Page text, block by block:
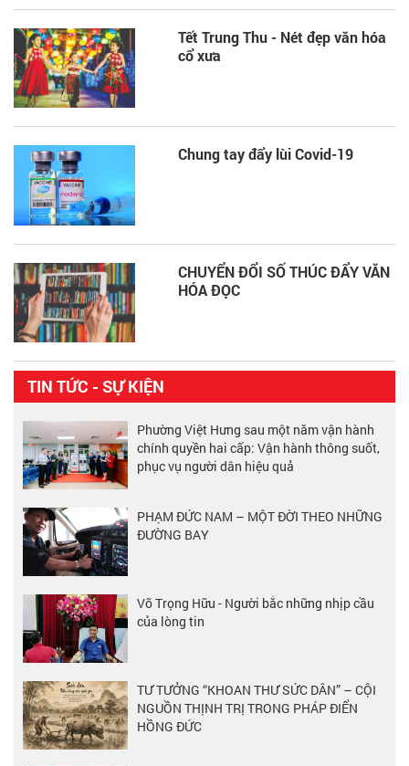
Tết Trung Thu - Nét đẹp văn hóa
cổ xưa
Chung tay đẩy lùi Covid-19
CHUYỂN ĐỔI SỐ THÚC ĐẨY VĂN
HÓA ĐỌC
TIN TỨC - SỰ KIỆN
Phường Việt Hưng sau một năm vận hành
chính quyền hai cấp: Vận hành thông suốt,
phục vụ người dân hiệu quả
PHẠM ĐỨC NAM – MỘT ĐỜI THEO NHỮNG
ĐƯỜNG BAY
Võ Trọng Hữu - Người bắc những nhịp cầu
của lòng tin
TƯ TƯỞNG “KHOAN THƯ SỨC DÂN” – CỘI
NGUỒN THỊNH TRỊ TRONG PHÁP ĐIỂN
HỒNG ĐỨC